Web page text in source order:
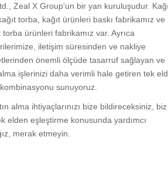
Zeal X Group'un bir yan kuruluşudur.
torba, kağıt ürünleri baskı fabrikamız ve
torba ürünleri fabrikamız var. Ayrıca
iletişim süresinden ve nakliye
önemli ölçüde tasarruf sağlayan ve
işlerinizi daha verimli hale getiren tek
sunuyoruz.
alma ihtiyaçlarınızı bize bildireceksiniz, biz
elden eşleştirme konusunda yardımcı
merak etmeyin.